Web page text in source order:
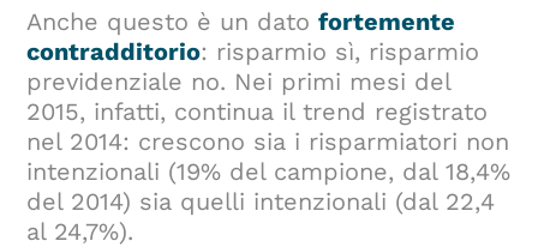
Anche questo è un datofortemente
contradditorio: risparmio sì, risparmio
previdenziale no. Nei primi mesi del
2015, infatti, continua il trend registrato
nel 2014: crescono sia i risparmiatori non
intenzionali (19% del campione, dal 18,4%
del 2014) sia quelli intenzionali (dal 22,4
al 24,7%).